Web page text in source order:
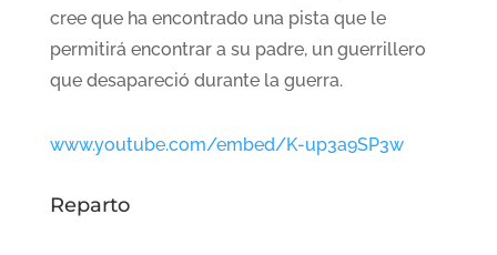
cree que ha encontrado una pista que le
permitirá encontrar a su padre, un guerrillero
que desapareció durante la guerra.
www.youtube.com/embed/K-up3a9SP3w
Reparto